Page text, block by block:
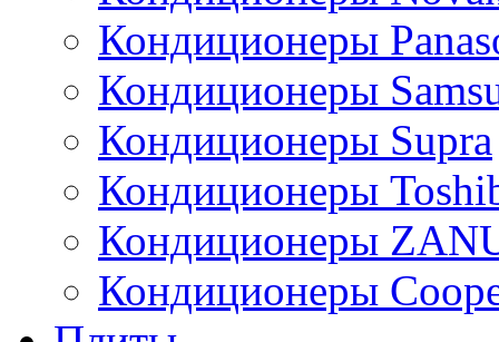
Кондиционеры
Кондиционеры
Кондиционеры Supra
Кондиционеры
Кондиционеры
Кондиционеры